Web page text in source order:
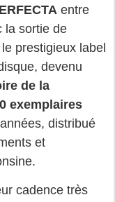
entre
la sortie de
prestigieux label
devenu
de la
exemplaires
distribué
et
cadence très